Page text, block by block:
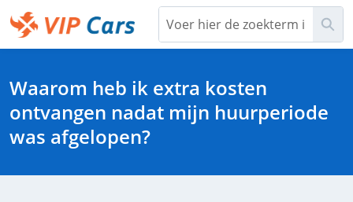
Overslaan
en
naar
Waarom heb ik extra kosten
ontvangen nadat mijn huurperiode
was afgelopen?